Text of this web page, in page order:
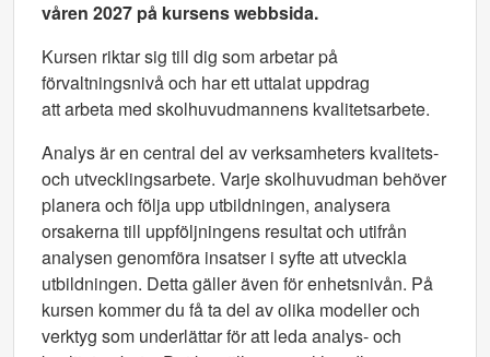
våren 2027 på kursens webbsida.
Kursen riktar sig till dig som arbetar på
förvaltningsnivå och har ett uttalat uppdrag
att arbeta med skolhuvudmannens kvalitetsarbete.
Analys är en central del av verksamheters kvalitets-
och utvecklingsarbete. Varje skolhuvudman behöver
planera och följa upp utbildningen, analysera
orsakerna till uppföljningens resultat och utifrån
analysen genomföra insatser i syfte att utveckla
utbildningen. Detta gäller även för enhetsnivån. På
kursen kommer du få ta del av olika modeller och
verktyg som underlättar för att leda analys- och